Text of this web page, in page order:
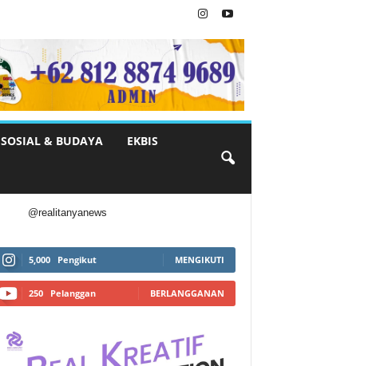
SOSIAL & BUDAYA EKBIS
@realitanyanews
5,000 Pengikut MENGIKUTI
250 Pelanggan BERLANGGANAN